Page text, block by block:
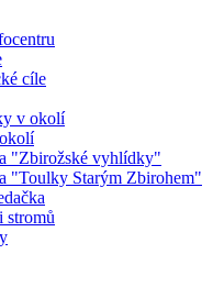
cíle
v okolí
"Zbirožské vyhlídky"
"Toulky Starým Zbirohem"
stromů